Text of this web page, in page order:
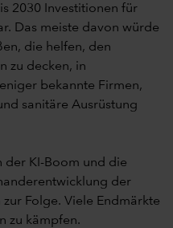
2030 Investitionen für
Das meiste davon würde
die helfen, den
zu decken, in
bekannte Firmen,
sanitäre Ausrüstung
der KI-Boom und die
der
Folge. Viele Endmärkte
zu kämpfen.